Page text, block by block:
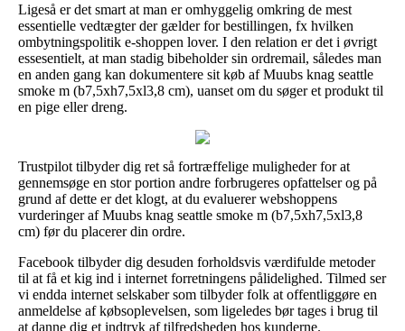
Ligeså er det smart at man er omhyggelig omkring de mest
essentielle vedtægter der gælder for bestillingen, fx hvilken
ombytningspolitik e-shoppen lover. I den relation er det i øvrigt
essesentielt, at man stadig bibeholder sin ordremail, således man
en anden gang kan dokumentere sit køb af Muubs knag seattle
smoke m (b7,5xh7,5xl3,8 cm), uanset om du søger et produkt til
en pige eller dreng.
Trustpilot tilbyder dig ret så fortræffelige muligheder for at
gennemsøge en stor portion andre forbrugeres opfattelser og på
grund af dette er det klogt, at du evaluerer webshoppens
vurderinger af Muubs knag seattle smoke m (b7,5xh7,5xl3,8
cm) før du placerer din ordre.
Facebook tilbyder dig desuden forholdsvis værdifulde metoder
til at få et kig ind i internet forretningens pålidelighed. Tilmed ser
vi endda internet selskaber som tilbyder folk at offentliggøre en
anmeldelse af købsoplevelsen, som ligeledes bør tages i brug til
at danne dig et indtryk af tilfredsheden hos kunderne.